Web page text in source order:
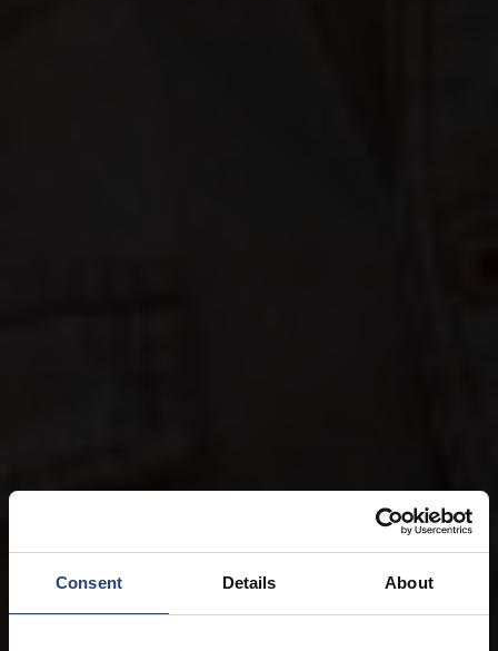
Consent Details About